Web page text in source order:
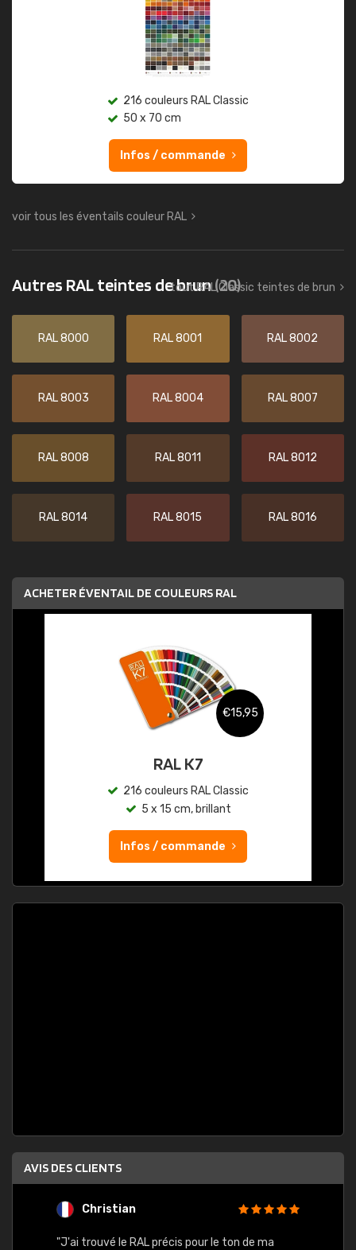
216 couleurs RAL Classic
50 x 70 cm
Infos / commande
voir tous les éventails couleur RAL
Autres RAL teintes de brun(20)
tout RAL Classic teintes de brun
RAL 8000 RAL 8001 RAL 8002
RAL 8003 RAL 8004 RAL 8007
RAL 8008 RAL 8011 RAL 8012
RAL 8014 RAL 8015 RAL 8016
ACHETER ÉVENTAIL DE COULEURS RAL
€15,95
RAL K7
216 couleurs RAL Classic
5 x 15 cm, brillant
Infos / commande
AVIS DES CLIENTS
Christian
"J'ai trouvé le RAL précis pour le ton de ma